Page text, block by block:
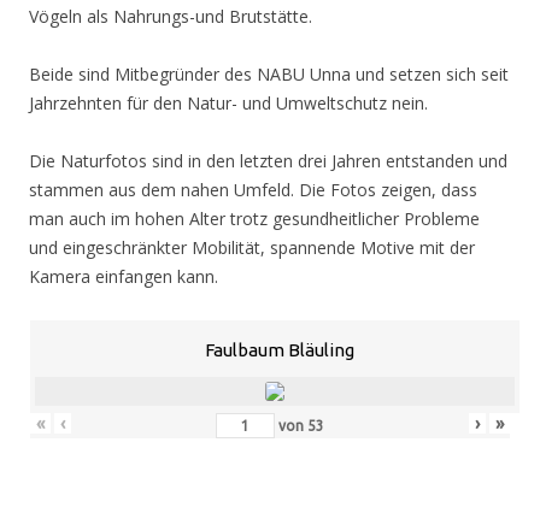
Vögeln als Nahrungs-und Brutstätte.
Beide sind Mitbegründer des NABU Unna und setzen sich seit
Jahrzehnten für den Natur- und Umweltschutz nein.
Die Naturfotos sind in den letzten drei Jahren entstanden und
stammen aus dem nahen Umfeld. Die Fotos zeigen, dass
man auch im hohen Alter trotz gesundheitlicher Probleme
und eingeschränkter Mobilität, spannende Motive mit der
Kamera einfangen kann.
Faulbaum Bläuling
« ‹ von 53 › »